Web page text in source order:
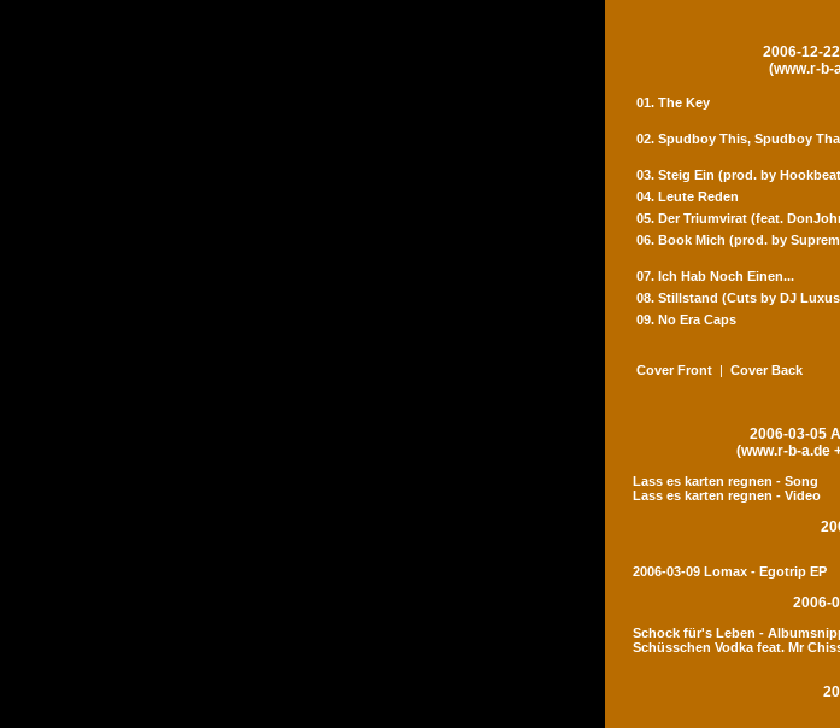
2006-12-
(www.r-b-
01. The Key
02. Spudboy This, Spudboy
03. Steig Ein (prod. by
04. Leute Reden
05. Der Triumvirat (feat.
06. Book Mich (prod. by
07. Ich Hab Noch Einen...
08. Stillstand (Cuts by DJ
09. No Era Caps
Cover Front | Cover Back
2006-03-05
(www.r-b-a.de
Lass es karten regnen - Song
Lass es karten regnen - Video
2006-03-09 Lomax - Egotrip EP
2006-
Schock für's Leben -
Schüsschen Vodka feat. Mr